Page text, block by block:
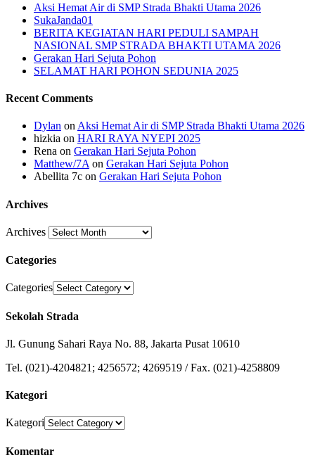
Aksi Hemat Air di SMP Strada Bhakti Utama 2026
SukaJanda01
BERITA KEGIATAN HARI PEDULI SAMPAH
NASIONAL SMP STRADA BHAKTI UTAMA 2026
Gerakan Hari Sejuta Pohon
SELAMAT HARI POHON SEDUNIA 2025
Recent Comments
Dylan on Aksi Hemat Air di SMP Strada Bhakti Utama 2026
hizkia on HARI RAYA NYEPI 2025
Rena on Gerakan Hari Sejuta Pohon
Matthew/7A on Gerakan Hari Sejuta Pohon
Abellita 7c on Gerakan Hari Sejuta Pohon
Archives
Archives
Categories
Categories
Sekolah Strada
Jl. Gunung Sahari Raya No. 88, Jakarta Pusat 10610
Tel. (021)-4204821; 4256572; 4269519 / Fax. (021)-4258809
Kategori
Kategori
Komentar